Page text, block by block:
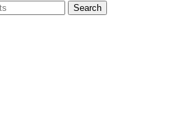
Search